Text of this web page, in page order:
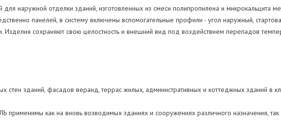
для наружной отделки зданий, изготовленных из смеси полипропилена и микрокальцита
панелей, в систему включены вспомогательные профили - угол наружный,
Изделия сохраняют свою целостность и внешний вид под воздействием перепадов
зданий, фасадов веранд, террас жилых, административных и коттеджных зданий в
как на вновь возводимых зданиях и сооружениях различного назначения, так